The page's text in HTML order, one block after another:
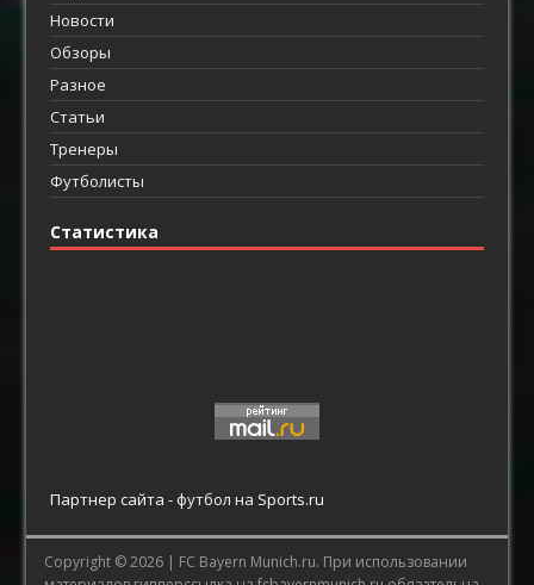
Новости
Обзоры
Разное
Статьи
Тренеры
Футболисты
Статистика
Партнер сайта -футбол на Sports.ru
Copyright © 2026 | FC Bayern Munich.ru. При использовании